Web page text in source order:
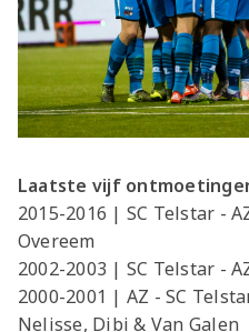
Laatste vijf
2015-2016 | SC Telstar -
Overeem
2002-2003 | SC Telstar -
2000-2001 | AZ - SC
Nelisse, Dibi & Van Galen